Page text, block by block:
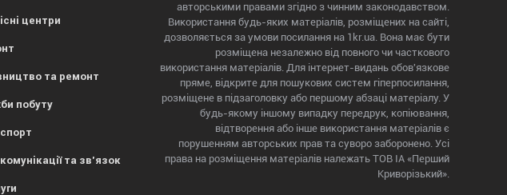
центри
та ремонт
побуту
та зв'язок
авторськими правами згідно з чинним законодавством.
Використання будь-яких матеріалів, розміщених на сайті,
дозволяється за умови посилання на 1kr.ua. Вона має бути
розміщена незалежно від повного чи часткового
використання матеріалів. Для інтернет-видань обов'язкове
пряме, відкрите для пошукових систем гіперпосилання,
розміщене в підзаголовку або першому абзаці матеріалу. У
будь-якому іншому випадку передрук, копіювання,
відтворення або інше використання матеріалів є
порушенням авторських прав та суворо заборонено. Усі
права на розміщення матеріалів належать ТОВ ІА «Перший
Криворізький».